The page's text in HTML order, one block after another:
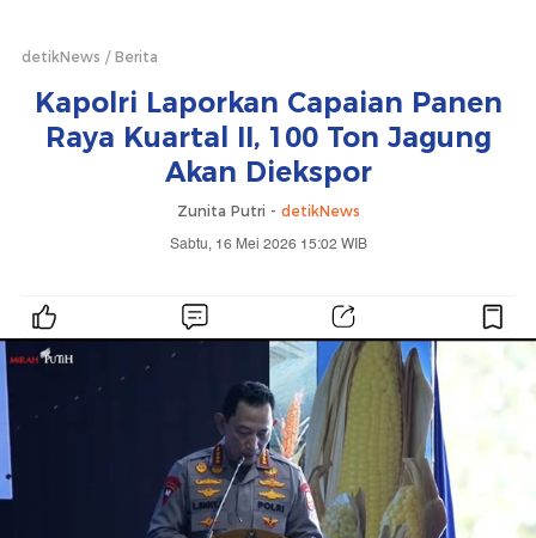
detikNews Berita
Kapolri Laporkan Capaian Panen
Raya Kuartal II, 100 Ton Jagung
Akan Diekspor
Zunita Putri - detikNews
Sabtu, 16 Mei 2026 15:02 WIB